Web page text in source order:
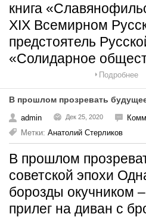
книга
XIX Всемирном
предстоятель
«Солидарное
Подробнее
В прошлом прозревать
admin Дек 25, 2020
Метки: Анатолий Стерликов
В прошлом
советской эпохи
борозды окучником
прилег на диван с